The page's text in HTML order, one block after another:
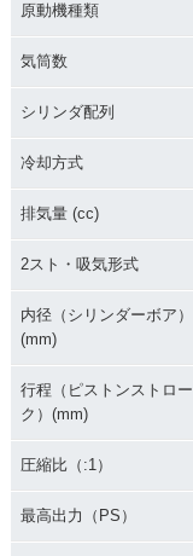
原動機種類
気筒数
シリンダ配列
冷却方式
排気量 (cc)
2スト・吸気形式
内径（シリンダーボア）
(mm)
行程（ピストンストロー
ク）(mm)
圧縮比（:1）
最高出力（PS）